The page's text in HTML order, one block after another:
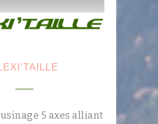
5 axes alliant